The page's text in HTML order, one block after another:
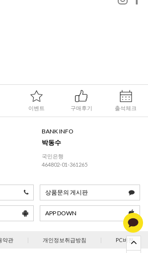
이벤트 구매후기 출석체크
BANK INFO
박동수
국민은행
464802-01-361265
상품문의 게시판
APP DOWN
약관 | 개인정보취급방침 | PC버젼